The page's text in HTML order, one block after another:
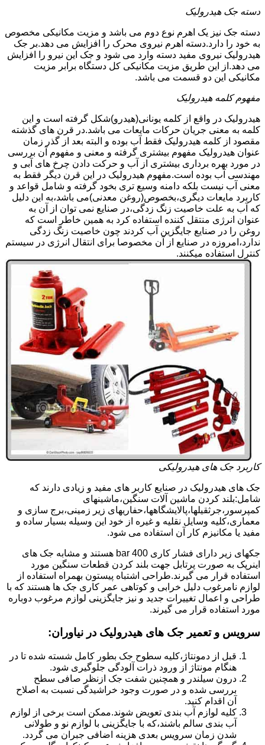
دسته جک هیدرولیک
دسته جک نیز یک اهرم نوع دوم می باشد و مزیت مکانیکی مخصوص
به خود را دارد.دسته اهرم نیروی محرک را افزایش می دهد.بر جک
هیدرولیک نیروی مفید دسته وارد می شود و جک این نیرو را افزایش
می دهد.از این طریق مزیت مکانیکی کل دستگاه برابر مزیت
مکانیکی این دو قسمت می باشد.
مفهوم کلمه هیدرولیک
هیدرولیک در واقع از کلمه یونانی(هیدرو)شکل گرفته است و این
کلمه به معنی جریان حرکات مایعات می باشد.در قرن های گذشته
مقصود از کلمه هیدرولیک فقط آب بوده و البته بعد از گذر زمان
عنوان هیدرولیک مفهوم بیشتری گرفته و معنی و مفهوم آن بررسی
در مورد بهره برداری بیشتری از آب و حرکت دادن چرخ های آبی و
مهندسی آب بوده است.مفهوم هیدرولیک در این قرن دیگر فقط به
معنی آب نیست بلکه دامنه وسیع تری بخود گرفته و شامل قواعد و
کاربرد مایعات دیگری،بخصوص(روغن معدنی)می باشد،به این دلیل
که آب به علت خاصیت زنگ زدگی،در صنایع نمی توان از آن به
عنوان انرژی منتقل کننده استفاده کرد به همین خاطر است که
روغن را در صنایع جایگزین آب کردند چون خاصیت زنگ زدگی
ندارد،امروزه در صنایع از آن مخصوصا برای انتقال انرژی در سیستم
کنترل استفاده میکنند.
کاربرد جک های هیدرولیکی
جک های هیدرولیک در صنایع کاربر های مفید و زیادی دارند که
شامل:بلند کردن ماشین آلات سنگین،ماشینهای
کمپرسور،جرثقیلها،پالایشگاهها،حفاریهای زیر زمینی،برج سازی و
معماری،کلیه وسایل نقلیه و غیره از خود این وسیله بسیار ساده و
مفید یا مکانیزم کار آن استفاده می شود.
جکهای زیر دارای فشار کاری 400 bar هستند و مشابه جک های
اینرپک به صورت پرتابل جهت بلند کردن قطعات سنگین مورد
استفاده قرار می گیرند.طراحی اشتباه پیستون بهمراه استفاده از
لوازم نامرغوب دلیل خرابی و کوتاهی عمر کاری جک ها هستند که با
طراحی و اعمال تغییرات جدید و نیز جایگزینی لوازم مرغوب دوباره
مورد استفاده قرار می گیرند.
سرویس و تعمیر جک های هیدرولیک در نیاوران:
قبل از دمونتاژ،کلیه سطوح جک بطور کامل شسته شده تا در
هنگام مونتاژ از ورود ذرات آلودگی جلوگیری شود.
درون سیلندر و همچنین شفت جک ازنظر صافی سطح
بررسی شده و در صورت وجود خراشیدگی نسبت به اصلاح
آن اقدام کنید.
کلیه لوازم آب بندی تعویض شوند.ممکن است برخی از لوازم
آب بندی سالم باشند،که با جایگزینی با لوازم نو و طولانی
شدن زمان سرویس بعدی هزینه اضافی جبران می گردد.